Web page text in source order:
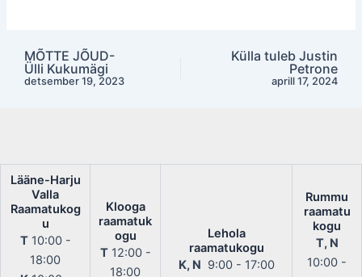
Post
navigation
MÕTTE JÕUD-
Ülli Kukumägi
detsember 19, 2023
Külla tuleb Justin
Petrone
aprill 17, 2024
Lääne-Harju
Valla
Raamatukog
u
T10:00 -
18:00
Klooga
raamatuk
ogu
T12:00 -
18:00
Lehola
raamatukogu
K, N 9:00 - 17:00
Rummu
raamatu
kogu
T, N
10:00 -